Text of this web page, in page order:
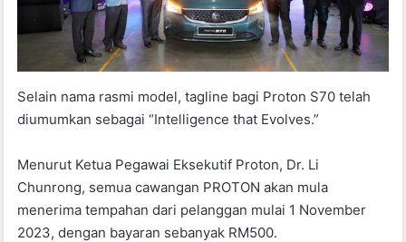
Selain nama rasmi model, tagline bagi Proton S70 telah
diumumkan sebagai “Intelligence that Evolves.”
Menurut Ketua Pegawai Eksekutif Proton, Dr. Li
Chunrong, semua cawangan PROTON akan mula
menerima tempahan dari pelanggan mulai 1 November
2023, dengan bayaran sebanyak RM500.